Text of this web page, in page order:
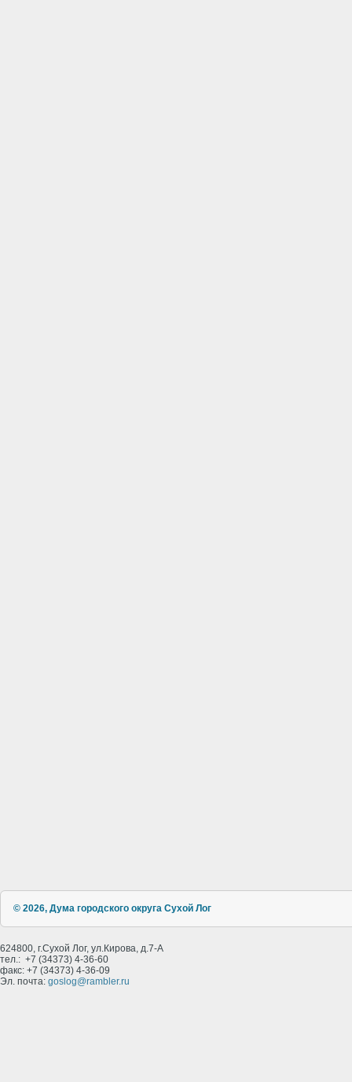
© 2026, Дума городского округа Сухой Лог
624800, г.Сухой Лог, ул.Кирова, д.7-А
тел.: +7 (34373) 4-36-60
факс: +7 (34373) 4-36-09
Эл. почта: goslog@rambler.ru